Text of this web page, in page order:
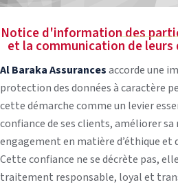
Notice d'information des
et la communication de leurs
Al Baraka Assurancesaccorde une
protection des données à caractère
cette démarche comme un levier
confiance de ses clients, améliorer
engagement en matière d’éthique et
Cette confiance ne se décrète pas,
traitement responsable, loyal et